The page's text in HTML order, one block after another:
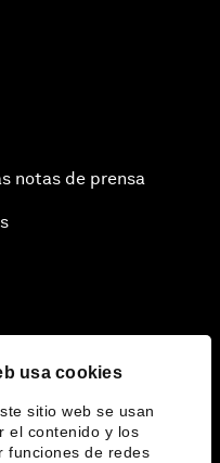
usa cookies
sitio web se usan
el contenido y los
funciones de redes
notas de prensa